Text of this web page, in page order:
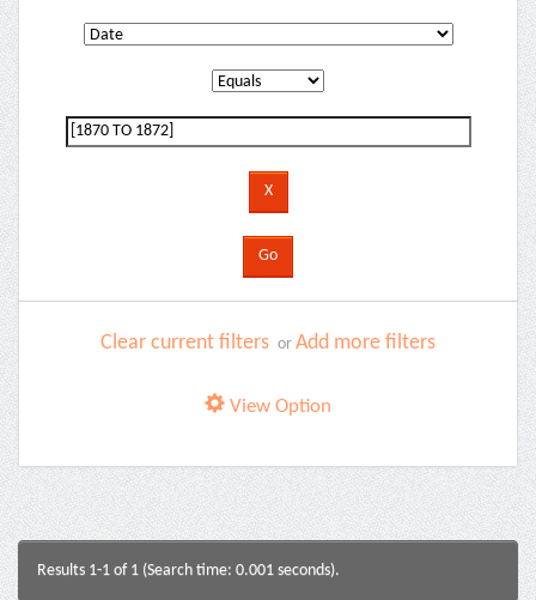
Clear current filters or Add more filters
View Option
Results 1-1 of 1 (Search time: 0.001 seconds).